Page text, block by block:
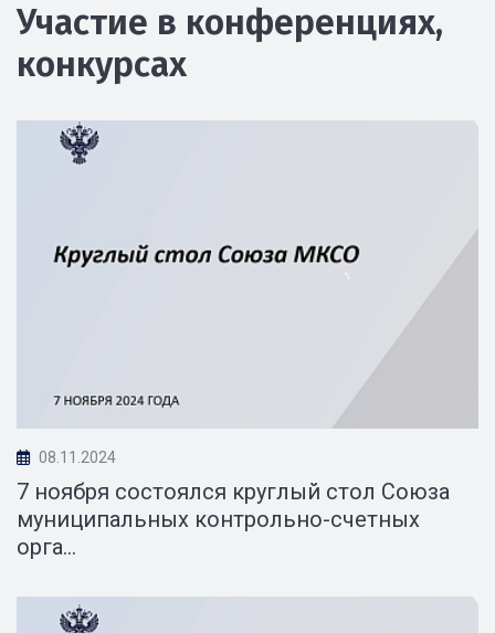
Участие в конференциях,
конкурсах
08.11.2024
7 ноября состоялся круглый стол Союза
муниципальных контрольно-счетных
орга...